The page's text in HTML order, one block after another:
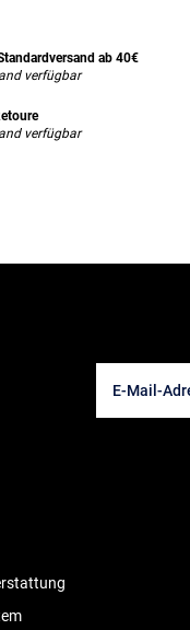
ab 40€
verfügbar
verfügbar